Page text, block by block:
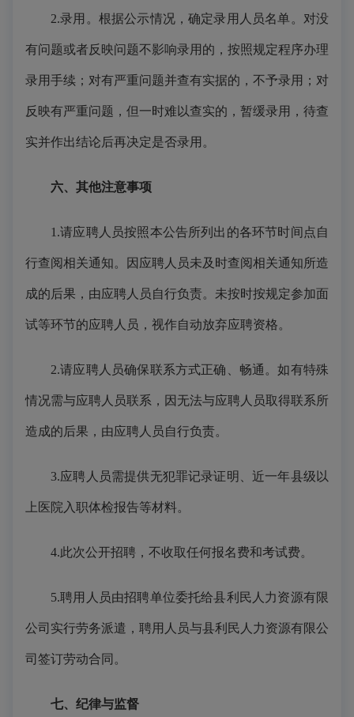
2.录用。根据公示情况，确定录用人员名单。对没
有问题或者反映问题不影响录用的，按照规定程序办理
录用手续；对有严重问题并查有实据的，不予录用；对
反映有严重问题，但一时难以查实的，暂缓录用，待查
实并作出结论后再决定是否录用。
六、其他注意事项
1.请应聘人员按照本公告所列出的各环节时间点自
行查阅相关通知。因应聘人员未及时查阅相关通知所造
成的后果，由应聘人员自行负责。未按时按规定参加面
试等环节的应聘人员，视作自动放弃应聘资格。
2.请应聘人员确保联系方式正确、畅通。如有特殊
情况需与应聘人员联系，因无法与应聘人员取得联系所
造成的后果，由应聘人员自行负责。
3.应聘人员需提供无犯罪记录证明 、近一年县级以
上医院入职体检报告等材料。
4.此次公开招聘，不收取任何报名费和考试费。
5.聘用人员由招聘单位委托给县利民人力资源有限
公司实行劳务派遣，聘用人员与县利民人力资源有限公
司签订劳动合同。
七、纪律与监督